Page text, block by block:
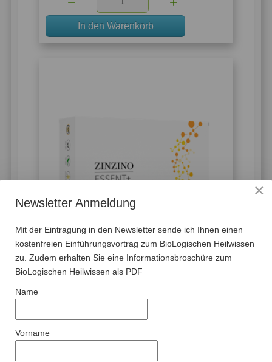
In den Warenkorb
×
Newsletter Anmeldung
Mit der Eintragung in den Newsletter sende ich Ihnen einen
kostenfreien Einführungsvortrag zum BioLogischen Heilwissen
zu. Zudem erhalten Sie eine Informationsbroschüre zum
BioLogischen Heilwissen als PDF
Name
Vorname